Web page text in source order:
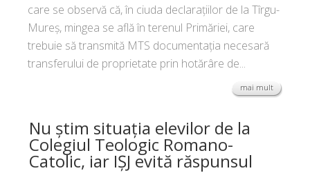
care se observă că, în ciuda declarațiilor de la Tîrgu-
Mureș, mingea se află în terenul Primăriei, care
trebuie să transmită MTS documentația necesară
transferului de proprietate prin hotărâre de...
mai mult
Nu știm situația elevilor de la
Colegiul Teologic Romano-
Catolic, iar IȘJ evită răspunsul